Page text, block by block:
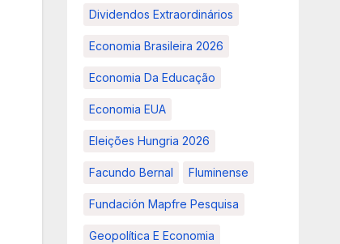
Dividendos Extraordinários
Economia Brasileira 2026
Economia Da Educação
Economia EUA
Eleições Hungria 2026
Facundo Bernal Fluminense
Fundación Mapfre Pesquisa
Geopolítica E Economia